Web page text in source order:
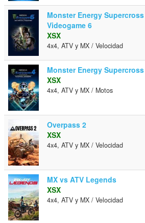
Monster Energy
Videogame 6
XSX
4x4, ATV y MX / Velocidad
Monster Energy
XSX
4x4, ATV y MX / Motos
Overpass 2
XSX
4x4, ATV y MX / Velocidad
MX vs ATV Legends
XSX
4x4, ATV y MX / Velocidad